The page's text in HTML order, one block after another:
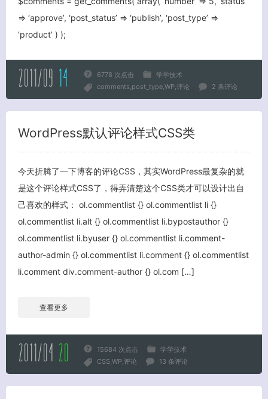
=> ‘approve’, ‘post_status’ => ‘publish’, ‘post_type’ =>
‘product’ ) );
2011/09 14 6778 次点击
学学技术
comments post_type WP 评论 2 条评论
WordPress默认评论样式CSS类
今天折腾了一下博客的评论CSS，其实WordPress最复杂的就
是这个评论样式CSS了，得弄清楚这个CSS类才可以设计出自
己喜欢的样式： ol.commentlist {} ol.commentlist li {}
ol.commentlist li.alt {} ol.commentlist li.bypostauthor {}
ol.commentlist li.byuser {} ol.commentlist li.comment-
author-admin {} ol.commentlist li.comment {} ol.commentlist
li.comment div.comment-author {} ol.com […]
查看更多
2011/04 20 15684 次点击
学学技术
CSS WP 评论 13 条评论
客服小美